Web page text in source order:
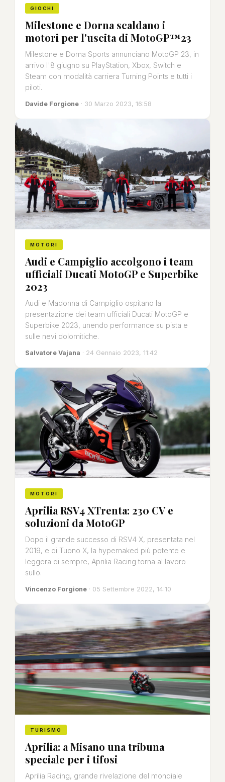
GIOCHI
Milestone e Dorna scaldano i
motori per l'uscita di MotoGP™23
Milestone e Dorna Sports annunciano MotoGP 23, in
arrivo l'8 giugno su PlayStation, Xbox, Switch e
Steam con modalità carriera Turning Points e tutti i
piloti.
Davide Forgione · 30 Marzo 2023, 16:58
MOTORI
Audi e Campiglio accolgono i team
ufficiali Ducati MotoGP e Superbike
2023
Audi e Madonna di Campiglio ospitano la
presentazione dei team ufficiali Ducati MotoGP e
Superbike 2023, unendo performance su pista e
sulle nevi dolomitiche.
Salvatore Vajana · 24 Gennaio 2023, 11:42
MOTORI
Aprilia RSV4 XTrenta: 230 CV e
soluzioni da MotoGP
Dopo il grande successo di RSV4 X, presentata nel
2019, e di Tuono X, la hypernaked più potente e
leggera di sempre, Aprilia Racing torna al lavoro
sullo.
Vincenzo Forgione · 05 Settembre 2022, 14:10
TURISMO
Aprilia: a Misano una tribuna
speciale per i tifosi
Aprilia Racing, grande rivelazione del mondiale